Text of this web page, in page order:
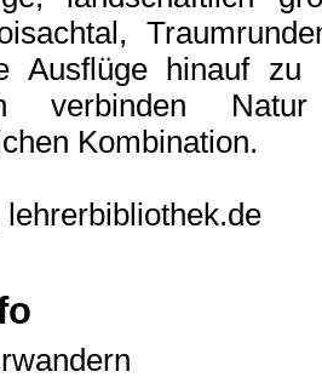
Ausflüge hinauf zu
verbinden
Kombination.